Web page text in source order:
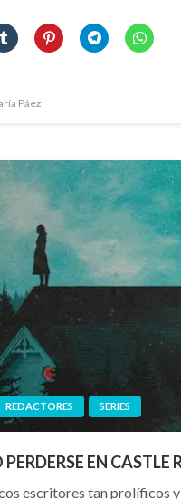
Páez
REDACTORES SERIES
EN CASTLE
escritores tan prolíficos